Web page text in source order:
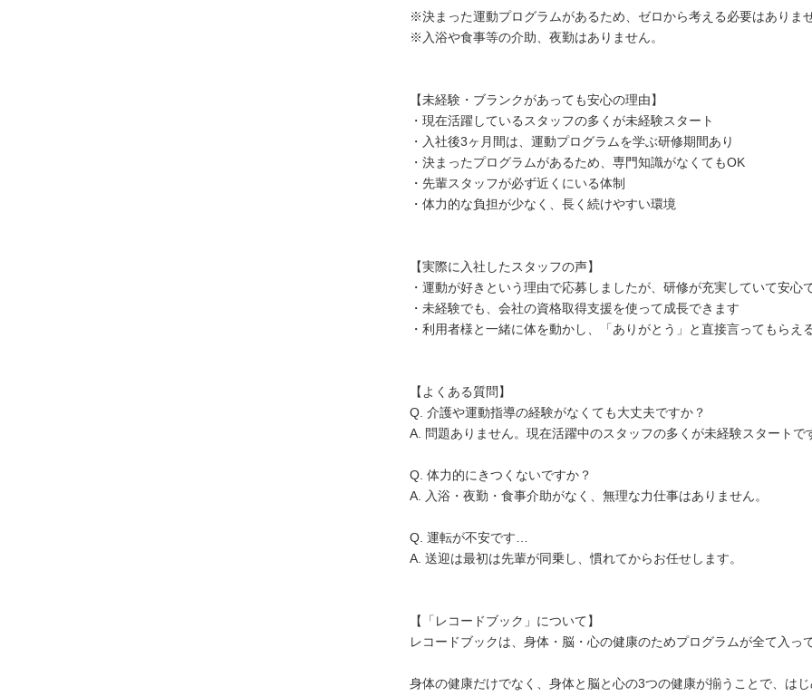
※決まった運動プログラムがあるため、ゼロから考える必要はありま
※入浴や食事等の介助、夜勤はありません。
【未経験・ブランクがあっても安心の理由】
・現在活躍しているスタッフの多くが未経験スタート
・入社後3ヶ月間は、運動プログラムを学ぶ研修期間あり
・決まったプログラムがあるため、専門知識がなくてもOK
・先輩スタッフが必ず近くにいる体制
・体力的な負担が少なく、長く続けやすい環境
【実際に入社したスタッフの声】
・運動が好きという理由で応募しましたが、研修が充実していて安心
・未経験でも、会社の資格取得支援を使って成長できます
・利用者様と一緒に体を動かし、「ありがとう」と直接言ってもらえ
【よくある質問】
Q. 介護や運動指導の経験がなくても大丈夫ですか？
A. 問題ありません。現在活躍中のスタッフの多くが未経験スタートで
Q. 体力的にきつくないですか？
A. 入浴・夜勤・食事介助がなく、無理な力仕事はありません。
Q. 運転が不安です…
A. 送迎は最初は先輩が同乗し、慣れてからお任せします。
【「レコードブック」について】
レコードブックは、身体・脳・心の健康のためプログラムが全て入っ
身体の健康だけでなく、身体と脳と心の3つの健康が揃うことで、は